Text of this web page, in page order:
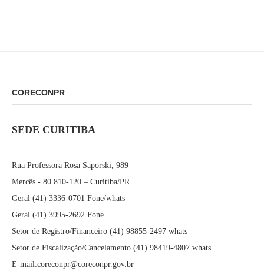
CORECONPR
SEDE CURITIBA
Rua Professora Rosa Saporski, 989
Mercês - 80.810-120 – Curitiba/PR
Geral (41) 3336-0701 Fone/whats
Geral (41) 3995-2692 Fone
Setor de Registro/Financeiro (41) 98855-2497 whats
Setor de Fiscalização/Cancelamento (41) 98419-4807 whats
E-mail:coreconpr@coreconpr.gov.br